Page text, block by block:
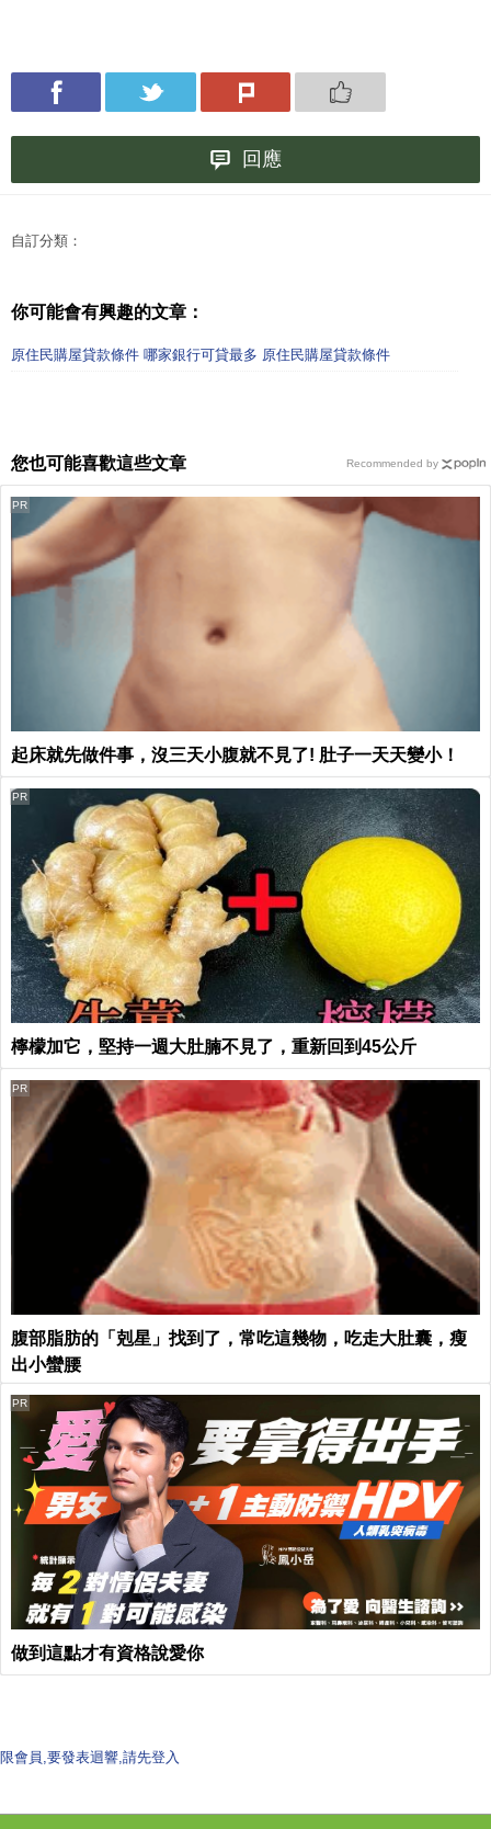
回應
自訂分類：
你可能會有興趣的文章：
原住民購屋貸款條件 哪家銀行可貸最多 原住民購屋貸款條件
您也可能喜歡這些文章
起床就先做件事，沒三天小腹就不見了! 肚子一天天變小！
PR
檸檬加它，堅持一週大肚腩不見了，重新回到45公斤
PR
腹部脂肪的「剋星」找到了，常吃這幾物，吃走大肚囊，瘦
出小蠻腰
PR
做到這點才有資格說愛你
PR
Recommended by
限會員,要發表迴響,請先登入